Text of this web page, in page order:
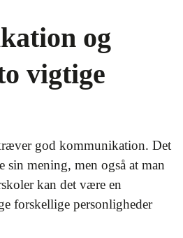
og
vigtige
god kommunikation. Det
sin mening, men også at man
kan det være en
forskellige personligheder